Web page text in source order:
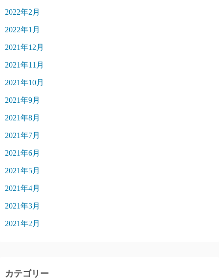
2022年2月
2022年1月
2021年12月
2021年11月
2021年10月
2021年9月
2021年8月
2021年7月
2021年6月
2021年5月
2021年4月
2021年3月
2021年2月
カテゴリー